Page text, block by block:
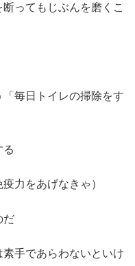
ってもじぶんを磨くこ
毎日トイレの掃除をす
る
力をあげなきゃ）
だ
手であらわないといけ